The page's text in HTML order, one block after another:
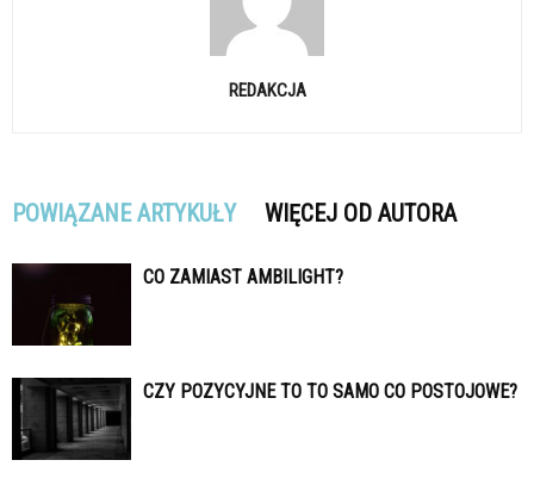
REDAKCJA
POWIĄZANE ARTYKUŁY WIĘCEJ OD AUTORA
CO ZAMIAST AMBILIGHT?
CZY POZYCYJNE TO TO SAMO CO POSTOJOWE?